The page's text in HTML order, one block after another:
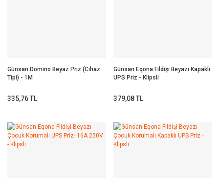
Günsan Domino Beyaz Priz (Cihaz
Tipi) - 1M
335,76 TL
Günsan Eqona Fildişi Beyazı Kapaklı
UPS Priz - Klipsli
379,08 TL